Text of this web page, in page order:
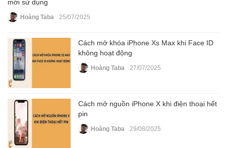
mới sử dụng
Hoàng Taba 25/07/2025
Cách mở khóa iPhone Xs Max khi Face ID
không hoạt động
Hoàng Taba 27/07/2025
Cách mở nguồn iPhone X khi điện thoại hết
pin
Hoàng Taba 29/08/2025